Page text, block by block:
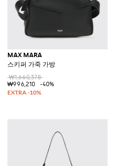
MAX MARA
스키퍼 가죽 가방
₩1,660,378
₩996,210
-40%